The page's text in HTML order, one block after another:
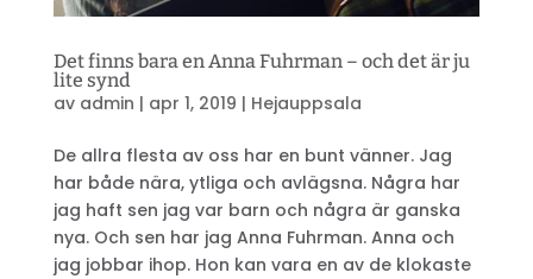
Det finns bara en Anna Fuhrman – och det är ju
lite synd
av admin | apr 1, 2019 | Hejauppsala
De allra flesta av oss har en bunt vänner. Jag
har både nära, ytliga och avlägsna. Några har
jag haft sen jag var barn och några är ganska
nya. Och sen har jag Anna Fuhrman. Anna och
jag jobbar ihop. Hon kan vara en av de klokaste